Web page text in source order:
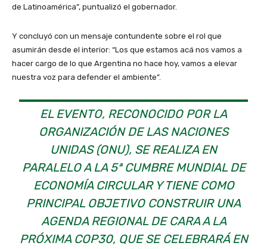
de Latinoamérica”, puntualizó el gobernador.
Y concluyó con un mensaje contundente sobre el rol que
asumirán desde el interior: “Los que estamos acá nos vamos a
hacer cargo de lo que Argentina no hace hoy, vamos a elevar
nuestra voz para defender el ambiente”.
EL EVENTO, RECONOCIDO POR LA
ORGANIZACIÓN DE LAS NACIONES
UNIDAS (ONU), SE REALIZA EN
PARALELO A LA 5ª CUMBRE MUNDIAL DE
ECONOMÍA CIRCULAR Y TIENE COMO
PRINCIPAL OBJETIVO CONSTRUIR UNA
AGENDA REGIONAL DE CARA A LA
PRÓXIMA COP30, QUE SE CELEBRARÁ EN